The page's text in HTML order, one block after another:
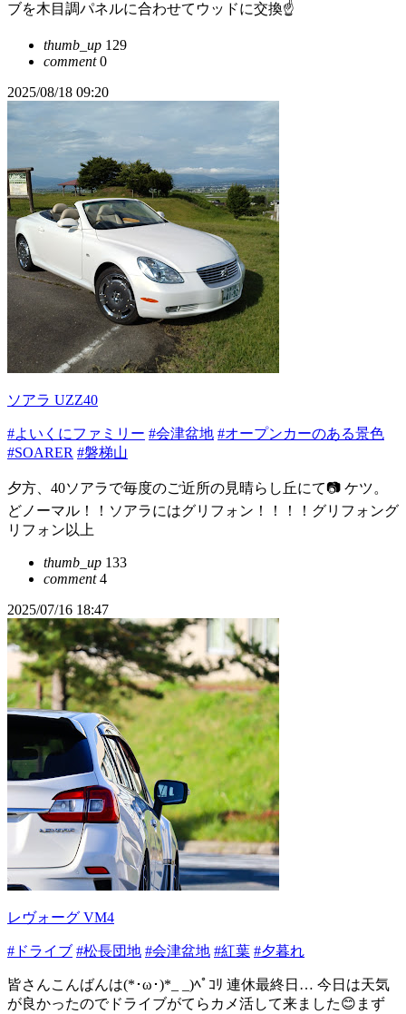
ブを木目調パネルに合わせてウッドに交換☝️
thumb_up 129
comment0
2025/08/18 09:20
ソアラ UZZ40
#よいくにファミリー #会津盆地 #オープンカーのある景色
#SOARER #磐梯山
夕方、40ソアラで毎度のご近所の見晴らし丘にて📷️ ケツ。
どノーマル！！ソアラにはグリフォン！！！！グリフォング
リフォン以上
thumb_up 133
comment4
2025/07/16 18:47
レヴォーグ VM4
#ドライブ #松長団地 #会津盆地 #紅葉 #夕暮れ
皆さんこんばんは(*･ω･)*_ _)ﾍﾟｺﾘ 連休最終日… 今日は天気
が良かったのでドライブがてらカメ活して来ました😊まず